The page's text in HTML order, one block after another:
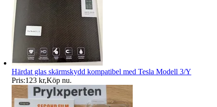
Härdat glas skärmskydd kompatibel med Tesla Modell 3/Y
Pris:123 kr,Köp nu.